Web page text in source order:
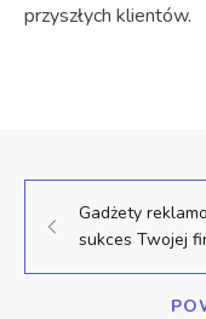
przyszłych klientów.
Gadżety
sukces Twojej